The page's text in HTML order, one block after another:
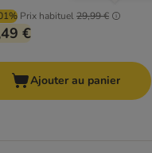
Prix habituel29,99 €
€
Ajouter au panier